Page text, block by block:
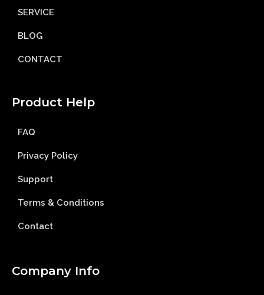
SERVICE
BLOG
CONTACT
Product Help
FAQ
Privacy Policy
Support
Terms & Conditions
Contact
Company Info